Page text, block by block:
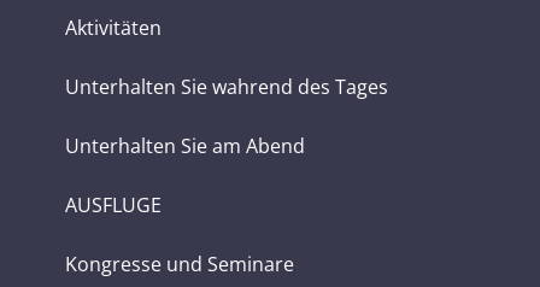
Aktivitäten
Unterhalten Sie wahrend des Tages
Unterhalten Sie am Abend
AUSFLUGE
Kongresse und Seminare